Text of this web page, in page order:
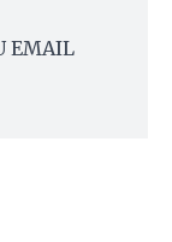
EMAIL